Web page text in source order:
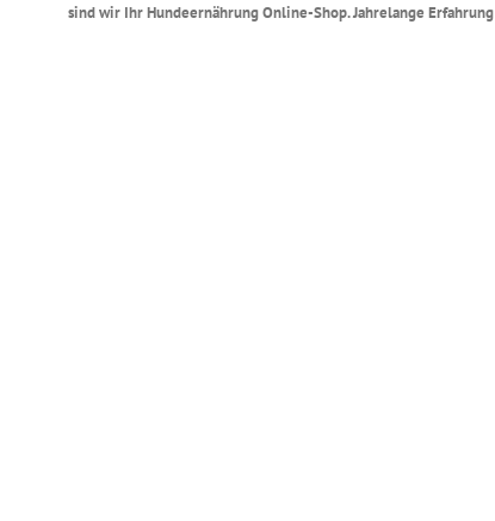
sind wir Ihr Hundeernährung Online-Shop. Jahrelange